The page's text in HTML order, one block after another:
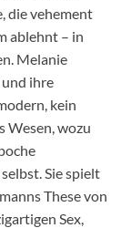
die vehement
ablehnt – in
Melanie
ihre
kein
Wesen, wozu
Sie spielt
These von
Sex,